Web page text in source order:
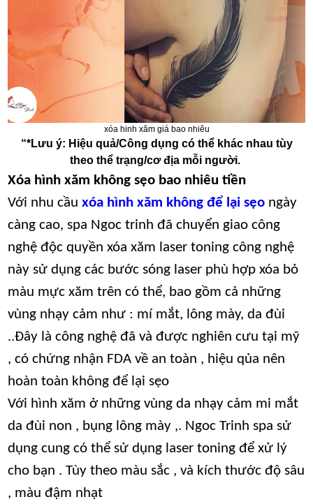
xóa hinh xăm giá bao nhiêu
“*Lưu ý: Hiệu quả/Công dụng có thể khác nhau tùy
theo thể trạng/cơ địa mỗi người.
Xóa hình xăm không sẹo bao nhiêu tiền
Với nhu cầuxóa hình xăm không để lại sẹo ngày
càng cao, spa Ngoc trinh đã chuyển giao công
nghệ độc quyền xóa xăm laser toning công nghệ
này sử dụng các bước sóng laser phù hợp xóa bỏ
màu mực xăm trên có thể, bao gồm cả những
vùng nhạy cảm như : mí mắt, lông mày, da đùi
..Đây là công nghệ đã và được nghiên cưu tại mỹ
, có chứng nhận FDA về an toàn , hiệu qủa nên
hoàn toàn không để lại sẹo
Với hình xăm ở những vùng da nhạy cảm mi mắt
da đùi non , bụng lông mày ,. Ngoc Trinh spa sử
dụng cung có thể sử dụng laser toning để xử lý
cho bạn . Tùy theo màu sắc , và kích thước độ sâu
, màu đậm nhạt